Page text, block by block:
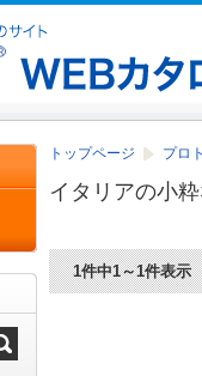
トップページ プロ
イタリアの小
1件中1～1件表示